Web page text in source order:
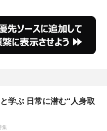
最低の
100億
した
学ぶ 日常に潜む“人身取
集